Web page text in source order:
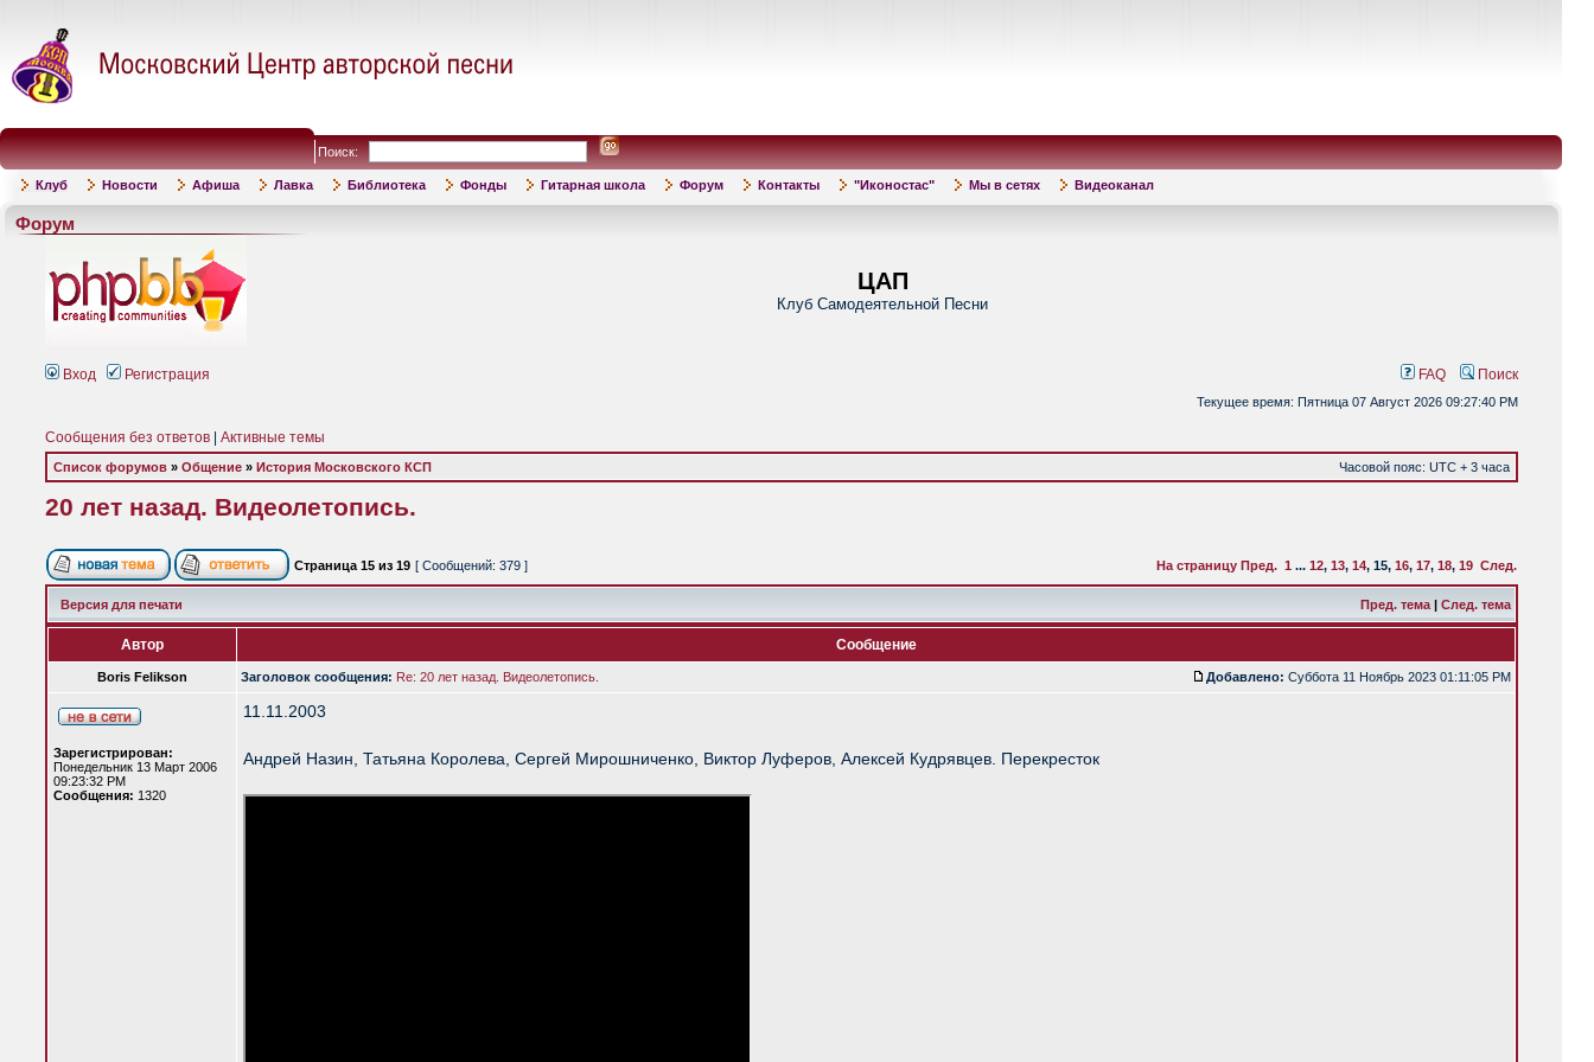
Поиск:
Клуб Новости Афиша Лавка Библиотека Фонды Гитарная школа Форум Контакты "Иконостас" Мы в сетях Видеоканал
Форум
ЦАП
Клуб Самодеятельной Песни
Вход Регистрация FAQ Поиск
Текущее время: Пятница 07 Август 2026 09:27:40 PM
Сообщения без ответов Активные темы
Список форумов » Общение » История Московского КСП Часовой пояс: UTC + 3 часа
20 лет назад. Видеолетопись.
Страница 15 из 19 [ Сообщений: 379 ] На страницу Пред. 1 ... 12, 13, 14, 15, 16, 17, 18, 19 След.
Версия для печати Пред. тема | След. тема
Автор Сообщение
Boris Felikson Заголовок сообщения: Re: 20 лет назад. Видеолетопись. Добавлено: Суббота 11 Ноябрь 2023 01:11:05 PM
Зарегистрирован:
Понедельник 13 Март 2006
09:23:32 PM
Сообщения: 1320
11.11.2003
Андрей Назин, Татьяна Королева, Сергей Мирошниченко, Виктор Луферов, Алексей Кудрявцев. Перекресток